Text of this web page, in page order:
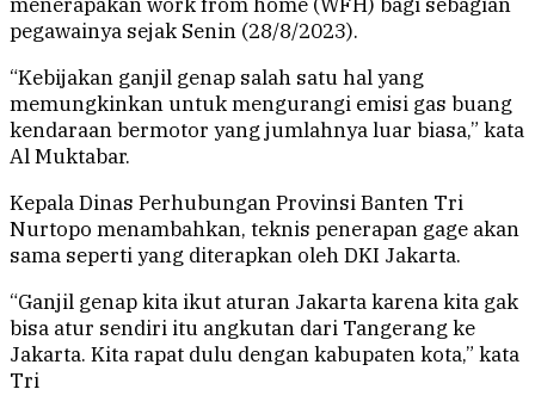
pegawainya sejak Senin (28/8/2023).
“Kebijakan ganjil genap salah satu hal yang
memungkinkan untuk mengurangi emisi gas buang
kendaraan bermotor yang jumlahnya luar biasa,” kata
Al Muktabar.
Kepala Dinas Perhubungan Provinsi Banten Tri
Nurtopo menambahkan, teknis penerapan gage akan
sama seperti yang diterapkan oleh DKI Jakarta.
“Ganjil genap kita ikut aturan Jakarta karena kita gak
bisa atur sendiri itu angkutan dari Tangerang ke
Jakarta. Kita rapat dulu dengan kabupaten kota,” kata
Tri